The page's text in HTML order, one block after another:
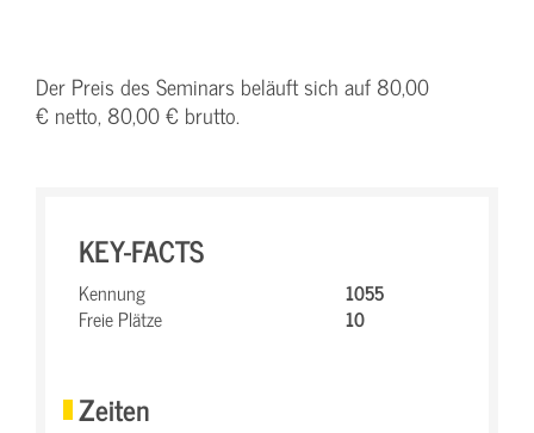
Der Preis des Seminars beläuft sich auf 80,00
€ netto, 80,00 € brutto.
KEY-FACTS
Kennung
1055
Freie Plätze
10
Zeiten